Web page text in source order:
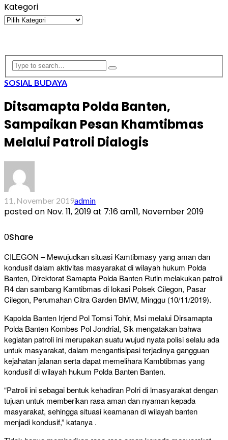
Kategori
Kategori
SOSIAL BUDAYA
Ditsamapta Polda Banten,
Sampaikan Pesan Khamtibmas
Melalui Patroli Dialogis
11, November 2019admin
posted on Nov. 11, 2019 at 7:16 am11, November 2019
0Share
CILEGON – Mewujudkan situasi Kamtibmasy yang aman dan
kondusif dalam aktivitas masyarakat di wilayah hukum Polda
Banten, Direktorat Samapta Polda Banten Rutin melakukan patroli
R4 dan sambang Kamtibmas di lokasi Polsek Cilegon, Pasar
Cilegon, Perumahan Citra Garden BMW, Minggu (10/11/2019).
Kapolda Banten Irjend Pol Tomsi Tohir, Msi melalui Dirsamapta
Polda Banten Kombes Pol Jondrial, Sik mengatakan bahwa
kegiatan patroli ini merupakan suatu wujud nyata polisi selalu ada
untuk masyarakat, dalam mengantisipasi terjadinya gangguan
kejahatan jalanan serta dapat memelihara Kambtibmas yang
kondusif di wilayah hukum Polda Banten Banten.
“Patroli ini sebagai bentuk kehadiran Polri di lmasyarakat dengan
tujuan untuk memberikan rasa aman dan nyaman kepada
masyarakat, sehingga situasi keamanan di wilayah banten
menjadi kondusif,” katanya .